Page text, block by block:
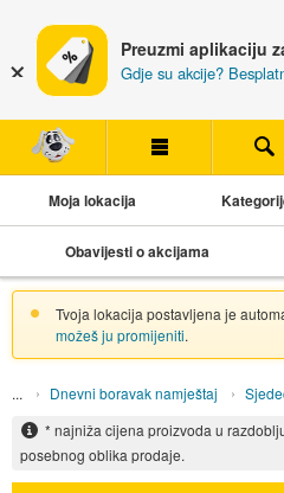
Preuzmi aplikaciju
Gdje su akcije?
Moja lokacija
Obavijesti o akcijama
Tvoja lokacija postavljena je
možeš ju promijeniti.
Dnevni boravak namještaj
* najniža cijena proizvoda u
posebnog oblika prodaje.